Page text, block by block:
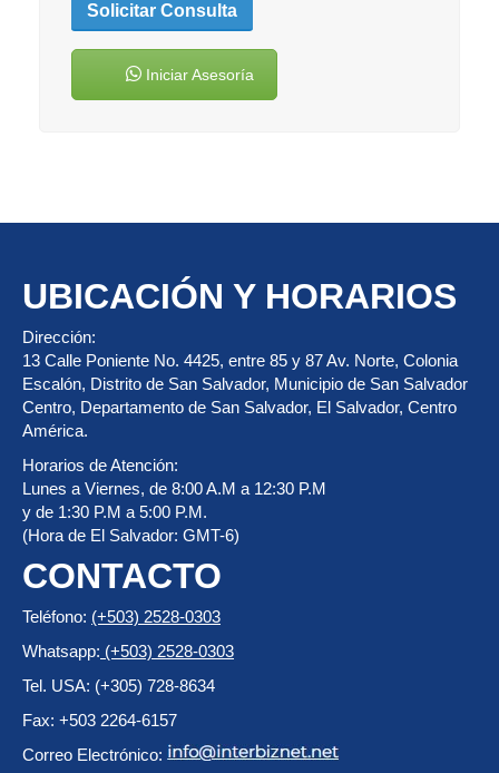
Solicitar Consulta
Iniciar Asesoría
UBICACIÓN Y HORARIOS
Dirección:
13 Calle Poniente No. 4425, entre 85 y 87 Av. Norte, Colonia
Escalón, Distrito de San Salvador, Municipio de San Salvador
Centro, Departamento de San Salvador, El Salvador, Centro
América.
Horarios de Atención:
Lunes a Viernes, de 8:00 A.M a 12:30 P.M
y de 1:30 P.M a 5:00 P.M.
(Hora de El Salvador: GMT-6)
CONTACTO
Teléfono: (+503) 2528-0303
Whatsapp: (+503) 2528-0303
Tel. USA: (+305) 728-8634
Fax: +503 2264-6157
Correo Electrónico: